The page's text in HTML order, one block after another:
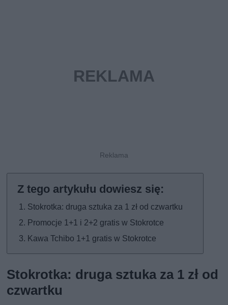
Stokrotka: druga sztuka za 1 zł od czwartku
Promocje 1+1 i 2+2 gratis w Stokrotce
Kawa Tchibo 1+1 gratis w Stokrotce
Stokrotka: druga sztuka za 1 zł od
czwartku